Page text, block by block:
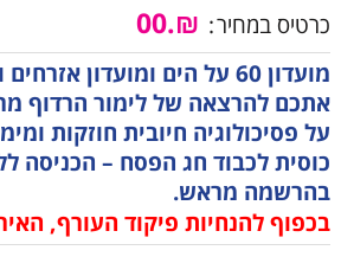
כרטיס במחיר ₪.00
מועדון 60 על הים ומועדון
אתכם להרצאה של לימור הרדוף
על פסיכולוגיה חיובית חוזקות
כוסית לכבוד חג הפסח – הכניסה
בהרשמה מראש.
בכפוף להנחיות פיקוד העורף,